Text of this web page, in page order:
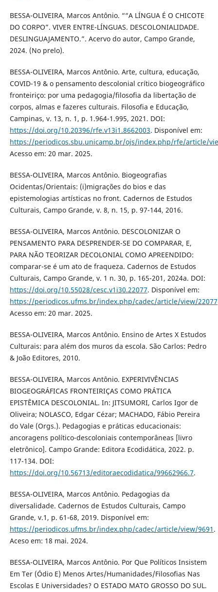
BESSA-OLIVEIRA, Marcos Antônio. ““A LÍNGUA É O CHICOTE
DO CORPO”. VIVER ENTRE-LÍNGUAS. DESCOLONIALIDADE.
DESLINGUAJAMENTO.”. Acervo do autor, Campo Grande,
2024. (No prelo).
BESSA-OLIVEIRA, Marcos Antônio. Arte, cultura, educação,
COVID-19 & o pensamento descolonial crítico biogeográfico
fronteiriço: por uma pedagogia/filosofia da libertação de
corpos, almas e fazeres culturais. Filosofia e Educação,
Campinas, v. 13, n. 1, p. 1.964-1.995, 2021. DOI:
https://doi.org/10.20396/rfe.v13i1.8662003. Disponível em:
https://periodicos.sbu.unicamp.br/ojs/index.php/rfe/article/
Acesso em: 20 mar. 2025.
BESSA-OLIVEIRA, Marcos Antônio. Biogeografias
Ocidentas/Orientais: (i)migrações do bios e das
epistemologias artísticas no front. Cadernos de Estudos
Culturais, Campo Grande, v. 8, n. 15, p. 97-144, 2016.
BESSA-OLIVEIRA, Marcos Antônio. DESCOLONIZAR O
PENSAMENTO PARA DESPRENDER-SE DO COMPARAR, E,
PARA NÃO TEORIZAR DECOLONIAL COMO APREENDIDO:
comparar-se é um ato de fraqueza. Cadernos de Estudos
Culturais, Campo Grande, v. 1 n. 30, p. 165-201, 2024a. DOI:
https://doi.org/10.55028/cesc.v1i30.22077. Disponível em:
https://periodicos.ufms.br/index.php/cadec/article/view/22077
Acesso em: 20 mar. 2025.
BESSA-OLIVEIRA, Marcos Antônio. Ensino de Artes X Estudos
Culturais: para além dos muros da escola. São Carlos: Pedro
& João Editores, 2010.
BESSA-OLIVEIRA, Marcos Antônio. EXPERIVIVÊNCIAS
BIOGEOGRÁFICAS FRONTEIRIÇAS COMO PRÁTICA
EPISTÊMICA DESCOLONIAL. In: JITSUMORI, Carlos Igor de
Oliveira; NOLASCO, Edgar Cézar; MACHADO, Fábio Pereira
do Vale (Orgs.). Pedagogias e práticas educacionais:
ancoragens político-descoloniais contemporâneas [livro
eletrônico]. Campo Grande: Editora Ecodidática, 2022. p.
117-134. DOI:
https://doi.org/10.56713/editoraecodidatica/99662966.7.
BESSA-OLIVEIRA, Marcos Antônio. Pedagogias da
diversalidade. Cadernos de Estudos Culturais, Campo
Grande, v.1, p. 61-68, 2019. Disponível em:
https://periodicos.ufms.br/index.php/cadec/article/view/9691 .
Aceso em: 18 mai. 2024.
BESSA-OLIVEIRA, Marcos Antônio. Por Que Políticos Insistem
Em Ter (Ódio E) Menos Artes/Humanidades/Filosofias Nas
Escolas E Universidades? O ESTADO MATO GROSSO DO SUL.